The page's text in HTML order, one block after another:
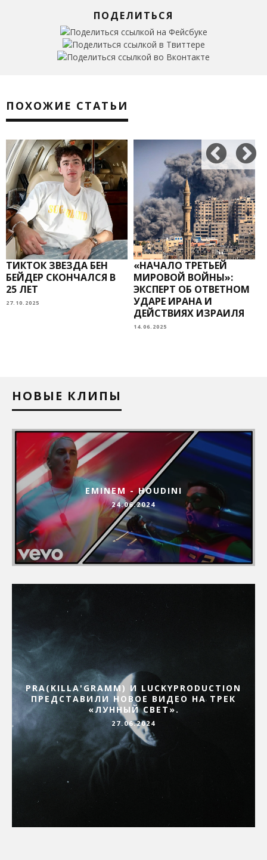
ПОДЕЛИТЬСЯ
ПОХОЖИЕ СТАТЬИ
ТИКТОК ЗВЕЗДА БЕН
БЕЙДЕР СКОНЧАЛСЯ В
25 ЛЕТ
27.10.2025
«НАЧАЛО ТРЕТЬЕЙ
МИРОВОЙ ВОЙНЫ»:
ЭКСПЕРТ ОБ ОТВЕТНОМ
УДАРЕ ИРАНА И
ДЕЙСТВИЯХ ИЗРАИЛЯ
14.06.2025
НОВЫЕ КЛИПЫ
EMINEM - HOUDINI
24.06.2024
PRA(KILLA'GRAMM) И LUCKYPRODUCTION
ПРЕДСТАВИЛИ НОВОЕ ВИДЕО НА ТРЕК
«ЛУННЫЙ СВЕТ».
27.06.2024